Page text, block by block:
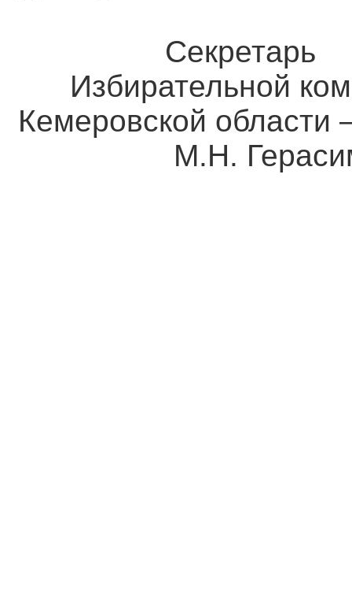
Секретарь
Избирательной
Кемеровской
М.Н.